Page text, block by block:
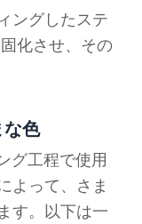
ングしたステ
化させ、その
色
グ工程で使用
よって、さま
す。以下は一